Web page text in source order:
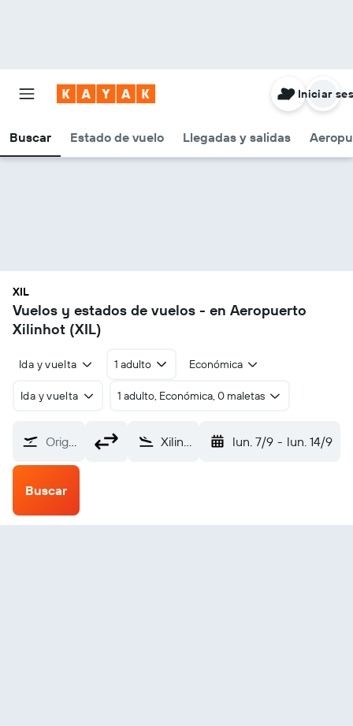
Buscar Estado de vuelo Llegadas y salidas
Iniciar
XIL
Vuelos y estados de vuelos - en Aeropuerto
Xilinhot (XIL)
Ida y vuelta 1 adulto Económica
Ida y vuelta 1 adulto, Económica, 0 maletas
Origen Xilinhot (XIL) lun. 7/9 - lun. 14/9
Buscar